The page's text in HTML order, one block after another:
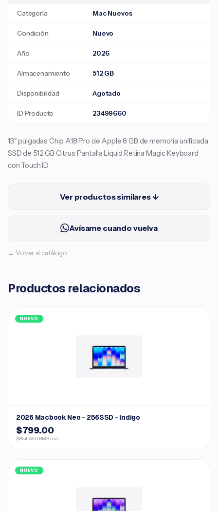
Categoría Mac Nuevos
Condición Nuevo
Año 2026
Almacenamiento 512 GB
Disponibilidad Agotado
ID Producto 23499660
13" pulgadas Chip A18 Pro de Apple 8 GB de memoria unificada
SSD de 512 GB Citrus Pantalla Liquid Retina Magic Keyboard
con Touch ID
Ver productos similares ↓
Avísame cuando vuelva
← Volver al catálogo
Productos relacionados
NUEVO
2026 Macbook Neo - 256SSD - Indigo
$799.00
$854.93 ITBMS incl.
NUEVO